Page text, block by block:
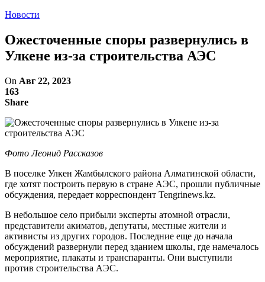
Новости
Ожесточенные споры развернулись в
Улкене из-за строительства АЭС
On Авг 22, 2023
163
Share
Фото Леонид Рассказов
В поселке Улкен Жамбылского района Алматинской области,
где хотят построить первую в стране АЭС, прошли публичные
обсуждения, передает корреспондент Tengrinews.kz.
В небольшое село прибыли эксперты атомной отрасли,
представители акиматов, депутаты, местные жители и
активисты из других городов. Последние еще до начала
обсуждений развернули перед зданием школы, где намечалось
мероприятие, плакаты и транспаранты. Они выступили
против строительства АЭС.